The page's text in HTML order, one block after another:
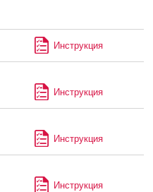
Инструкция
Инструкция
Инструкция
Инструкция